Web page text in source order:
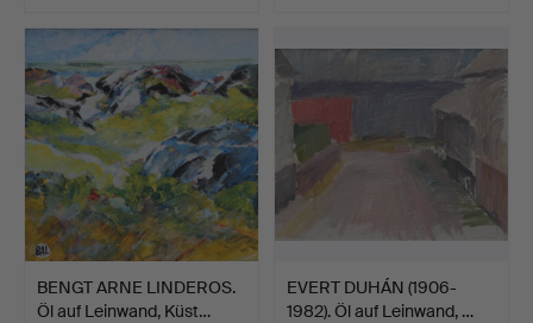
BENGT ARNE LINDEROS.
Öl auf Leinwand, Küst…
EVERT DUHÁN (1906-
1982). Öl auf Leinwand, …